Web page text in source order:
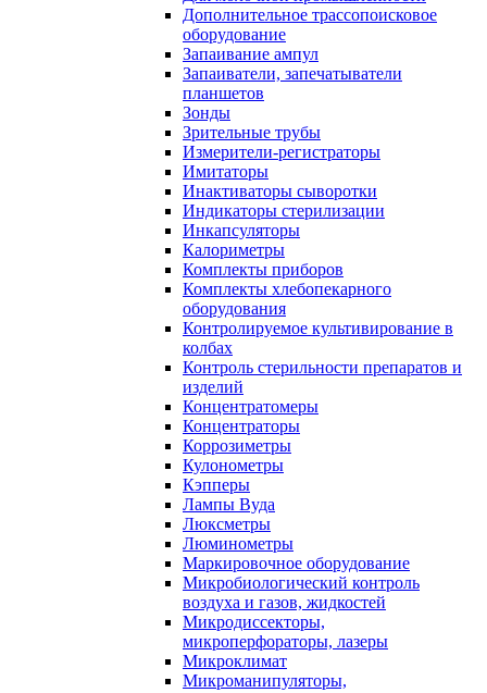
Дополнительное трассопоисковое
оборудование
Запаивание ампул
Запаиватели, запечатыватели
планшетов
Зонды
Зрительные трубы
Измерители-регистраторы
Имитаторы
Инактиваторы сыворотки
Индикаторы стерилизации
Инкапсуляторы
Калориметры
Комплекты приборов
Комплекты хлебопекарного
оборудования
Контролируемое культивирование в
колбах
Контроль стерильности препаратов и
изделий
Концентратомеры
Концентраторы
Коррозиметры
Кулонометры
Кэпперы
Лампы Вуда
Люксметры
Люминометры
Маркировочное оборудование
Микробиологический контроль
воздуха и газов, жидкостей
Микродиссекторы,
микроперфораторы, лазеры
Микроклимат
Микроманипуляторы,